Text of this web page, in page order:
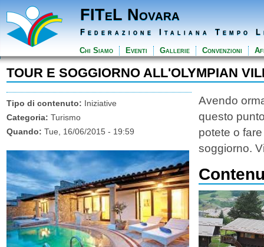
FITeL Novara
Federazione Italiana Tempo
Chi Siamo Eventi Gallerie Convenzioni
TOUR E SOGGIORNO ALL'OLYMPIAN
Tipo di contenuto: Iniziative
Categoria: Turismo
Quando: Tue, 16/06/2015 - 19:59
Avendo
questo
potete o
soggiorno.